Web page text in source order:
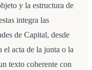
y la estructura de
integra las
de Capital, desde
el acta de la junta o la
texto coherente con